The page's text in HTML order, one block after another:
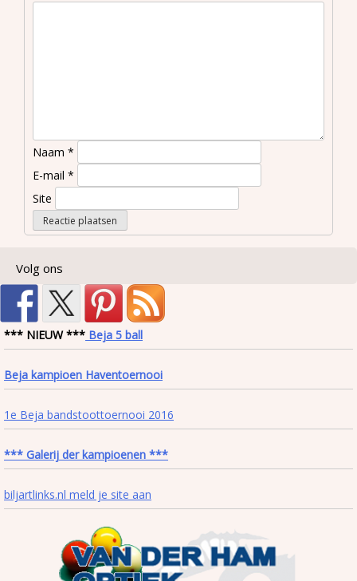
Naam *
E-mail *
Site
Volg ons
*** NIEUW *** Beja 5 ball
Beja kampioen Haventoernooi
1e Beja bandstoottoernooi 2016
*** Galerij der kampioenen ***
biljartlinks.nl meld je site aan